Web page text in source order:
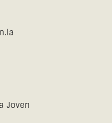
Joven